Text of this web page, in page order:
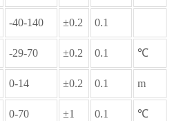
-40-140 ±0.2 0.1
-29-70 ±0.2 0.1 ℃
0-14 ±0.2 0.1 m
0-70 ±1 0.1 ℃